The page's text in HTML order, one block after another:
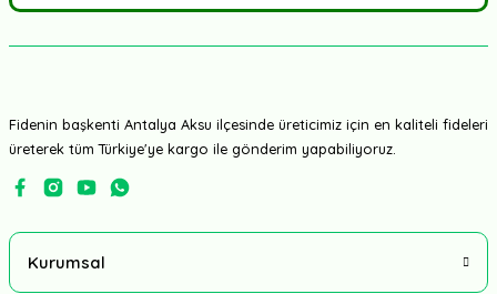
Fidenin başkenti Antalya Aksu ilçesinde üreticimiz için en kaliteli fideleri
üreterek tüm Türkiye'ye kargo ile gönderim yapabiliyoruz.
Kurumsal